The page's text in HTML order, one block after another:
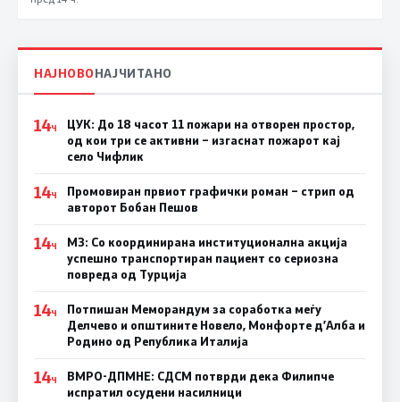
НАЈНОВОНАЈЧИТАНО
14Ч
ЦУК: До 18 часот 11 пожари на отворен простор,
од кои три се активни – изгаснат пожарот кај
село Чифлик
14Ч
Промовиран првиот графички роман – стрип од
авторот Бобан Пешов
14Ч
МЗ: Со координирана институционална акција
успешно транспортиран пациент со сериозна
повреда од Турција
14Ч
Потпишан Меморандум за соработка меѓу
Делчево и општините Новело, Монфорте д’Алба и
Родино од Република Италија
14Ч
ВМРО-ДПМНЕ: СДСM потврди дека Филипче
испратил осудени насилници